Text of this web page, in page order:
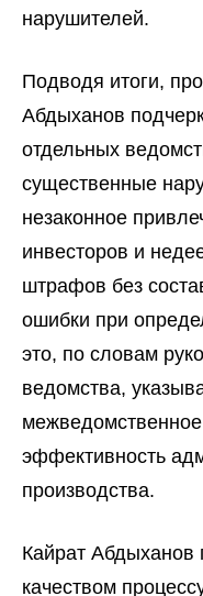
нарушителей.
Подводя итоги,
Абдыханов
отдельных
существенные
незаконное
инвесторов и
штрафов без
ошибки при
это, по словам
ведомства,
эффективность
производства.
Кайрат Абдыханов
качеством